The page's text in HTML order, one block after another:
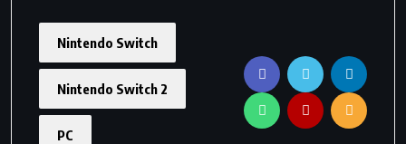
Nintendo Switch
Nintendo Switch 2
PC